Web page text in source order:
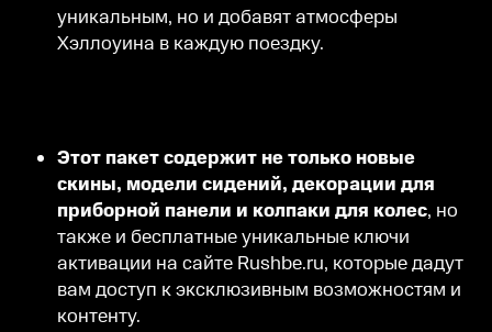
уникальным, но и добавят атмосферы
Хэллоуина в каждую поездку.
Этот пакет содержит не только новые
скины, модели сидений, декорации для
приборной панели и колпаки для колес, но
также и бесплатные уникальные ключи
активации на сайте Rushbe.ru, которые дадут
вам доступ к эксклюзивным возможностям и
контенту.